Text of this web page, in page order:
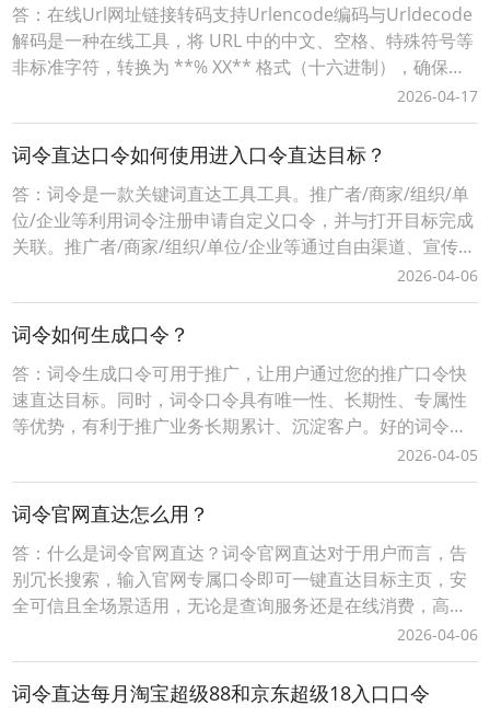
答：在线Url网址链接转码支持Urlencode编码与Urldecode
解码是一种在线工具，将 URL 中的中文、空格、特殊符号等
非标准字符，转换为 **% XX** 格式（十六进制），确保链
接能被浏览器 / 服务器正确解析。词令工具商店Urlencode
在线工具：https://apps.ciling.cn/urlencode/词令口令直达
Urlencode在
2026-04-17
词令直达口令如何使用进入口令直达目标？
答：词令是一款关键词直达工具工具。推广者/商家/组织/单
位/企业等利用词令注册申请自定义口令，并与打开目标完成
关联。推广者/商家/组织/单位/企业等通过自由渠道、宣传推
广、分享传播等方式将生成词令推广口令让用户记住、使用
打开目标落地页面，实现快捷直达、便捷操作的目的，有利
用用户快速进入推广口令关联的目标页面。词令直达口令如
何使用进入口令直达目标？1、当您是一名「
2026-04-06
词令如何生成口令？
答：词令生成口令可用于推广，让用户通过您的推广口令快
速直达目标。同时，词令口令具有唯一性、长期性、专属性
等优势，有利于推广业务长期累计、沉淀客户。好的词令推
广口令（简单、易记、有含义）具有增值性、灵活性等优
势，可任意、随时更换口令打开的推广目标。词令生成口令
分为免费固定格式口令和付费自定义格式口令，不同的口令
有一定的差异性请以词令官方实际规则为准。一、自定义词
令
2026-04-05
词令官网直达怎么用？
答：什么是词令官网直达？词令官网直达对于用户而言，告
别冗长搜索，输入官网专属口令即可一键直达目标主页，安
全可信且全场景适用，无论是查询服务还是在线消费，高效
触达省时省心；对站长/商家来说，注册网站名称作为口令，
低成本构建品牌专属流量入口，精准引流无中间流失，更可
灵活关联活动页、促销页等动态目标，结合后台数据追踪优
化推广策略，让每一份流量都转化为实际价值。词令以“
2026-04-06
词令直达每月淘宝超级88和京东超级18入口口令